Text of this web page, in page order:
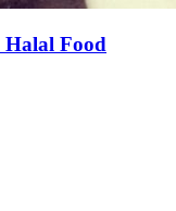
Halal Food